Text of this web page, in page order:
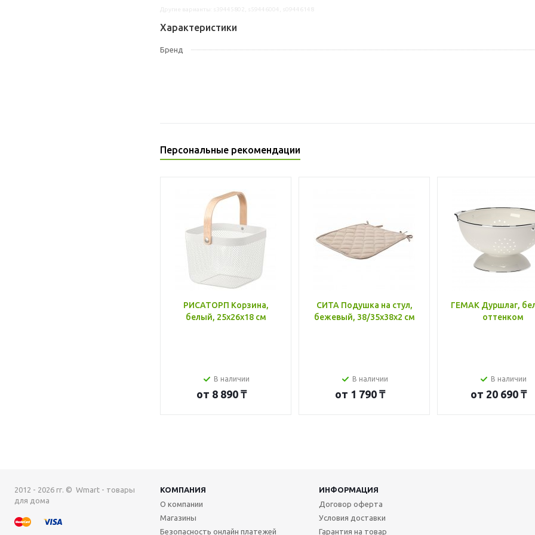
Характеристики
Бренд
Персональные рекомендации
РИСАТОРП Корзина,
белый, 25x26x18 см
В наличии
от 8 890 ₸
СИТА Подушка на стул,
бежевый, 38/35x38x2 см
В наличии
от 1 790 ₸
ГЕМАК Дуршлаг,
оттенком
В наличии
от 20 690 ₸
2012 - 2026 гг. © Wmart - товары
для дома
КОМПАНИЯ
ИНФОРМАЦИЯ
О компании
Магазины
Безопасность онлайн платежей
Договор оферта
Условия доставки
Гарантия на товар